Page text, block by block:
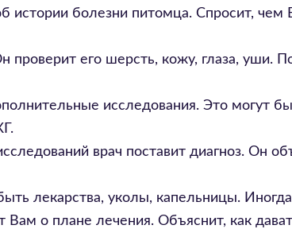
истории болезни питомца. Спросит, чем
проверит его шерсть, кожу, глаза, уши.
исследования. Это могут
врач поставит диагноз. Он
лекарства, уколы, капельницы.
Вам о плане лечения. Объяснит, как